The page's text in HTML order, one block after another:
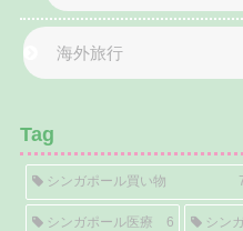
海外旅行
Tag
シンガポール買い物
シンガポール医療 6 シン